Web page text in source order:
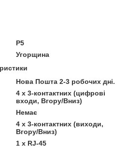
P5
Угорщина
Нова Пошта 2-3 робочих дні.
4 x 3-контактних (цифрові
входи, Вгору/Вниз)
Немає
4 x 3-контактних (виходи,
Вгору/Вниз)
1 x RJ-45